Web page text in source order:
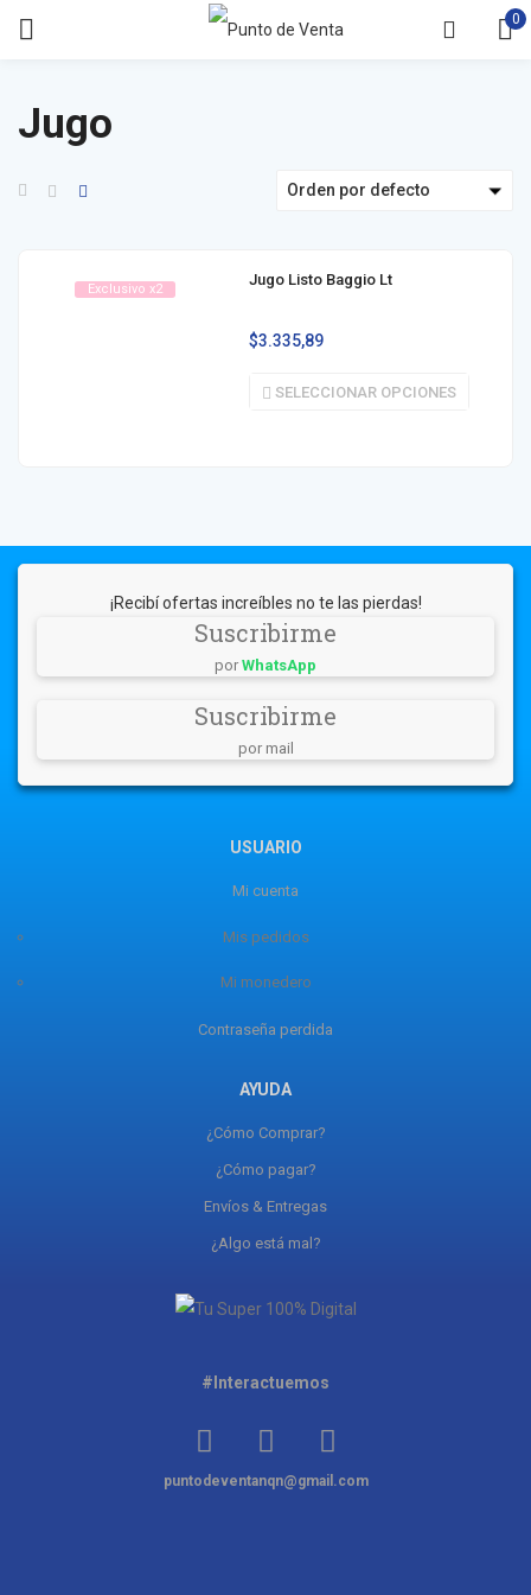
0
Jugo
Orden por defecto
Exclusivo x2
Jugo Listo Baggio Lt
$3.335,89
SELECCIONAR OPCIONES
¡Recibí ofertas increíbles no te las pierdas!
Suscribirme
por WhatsApp
Suscribirme
por mail
USUARIO
Mi cuenta
Mis pedidos
Mi monedero
Contraseña perdida
AYUDA
¿Cómo Comprar?
¿Cómo pagar?
Envíos & Entregas
¿Algo está mal?
#Interactuemos
puntodeventanqn@gmail.com